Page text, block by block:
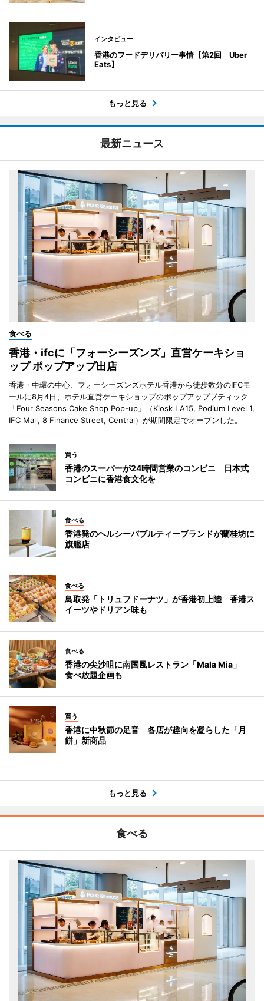
インタビュー
香港のフードデリバリー事情【第2回 Uber
Eats】
もっと見る
最新ニュース
食べる
香港・ifcに「フォーシーズンズ」直営ケーキショ
ップ ポップアップ出店
香港・中環の中心、フォーシーズンズホテル香港から徒歩数分のIFCモ
ールに8月4日、ホテル直営ケーキショップのポップアップブティック
「Four Seasons Cake Shop Pop-up」（Kiosk LA15, Podium Level 1,
IFC Mall, 8 Finance Street, Central）が期間限定でオープンした。
買う
香港のスーパーが24時間営業のコンビニ 日本式
コンビニに香港食文化を
食べる
香港発のヘルシーバブルティーブランドが蘭桂坊に
旗艦店
食べる
鳥取発「トリュフドーナツ」が香港初上陸 香港ス
イーツやドリアン味も
食べる
香港の尖沙咀に南国風レストラン「Mala Mia」
食べ放題企画も
買う
香港に中秋節の足音 各店が趣向を凝らした「月
餅」新商品
もっと見る
食べる